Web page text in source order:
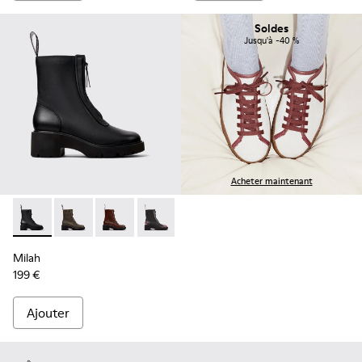
Milah - K400776-001 - Bottines en cuir noir pour femme.
Milah - K400776-011
Milah - K400776-010
Milah - K400776-008
Milah
199 €
Ajouter
Soldes
Jusqu'à -40 %
Acheter maintenant